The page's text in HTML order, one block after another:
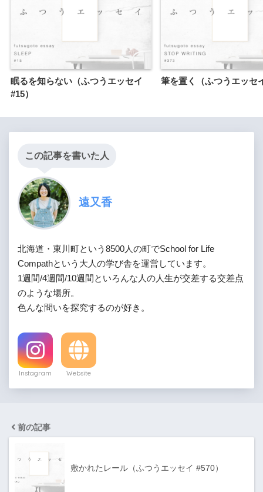
眠るを知らない（ふつうエッセイ
#15）
筆を置く（ふつうエッセ
この記事を書いた人
遠又香
北海道・東川町という8500人の町でSchool for Life
Compathという大人の学び舎を運営しています。
1週間/4週間/10週間といろんな人の人生が交差する交差点
のような場所。
色んな問いを探究するのが好き。
Instagram Website
前の記事
敷かれたレール（ふつうエッセイ #570）